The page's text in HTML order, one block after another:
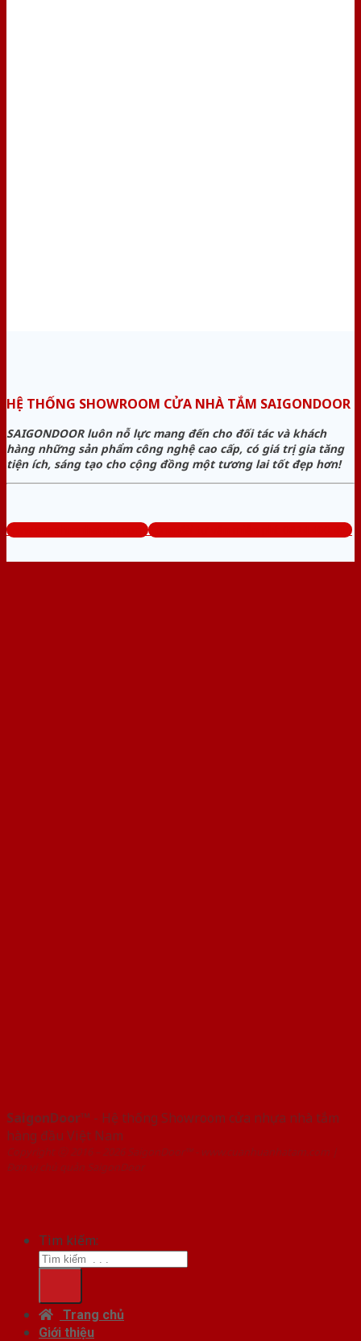
HỆ THỐNG SHOWROOM CỬA NHÀ TẮM SAIGONDOOR
SAIGONDOOR luôn nỗ lực mang đến cho đối tác và khách
hàng những sản phẩm công nghệ cao cấp, có giá trị gia tăng
tiện ích, sáng tạo cho cộng đồng một tương lai tốt đẹp hơn!
www.cuanhuanhatam.com Tổng đài tư vấn miễn phí: 0824.400.400
SaigonDoor™ - Hệ thống Showroom cửa nhựa nhà tắm
hàng đầu Việt Nam
Copyright ⓒ 2016 – 2026 SaigonDoor™ - www.cuanhuanhatam.com |
Đơn vị chủ quản SaigonDoor
Tìm kiếm:
Trang chủ
Giới thiệu